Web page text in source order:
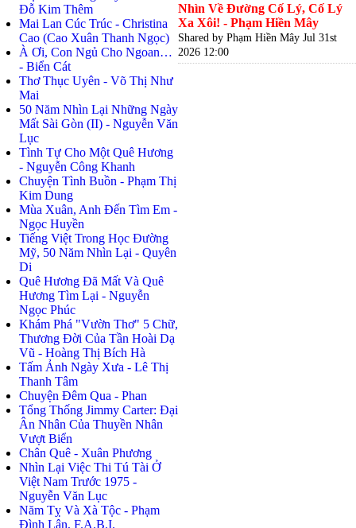
Đỗ Kim Thêm
Mai Lan Cúc Trúc - Christina
Cao (Cao Xuân Thanh Ngọc)
À Ơi, Con Ngủ Cho Ngoan…
- Biển Cát
Thơ Thục Uyên - Võ Thị Như
Mai
50 Năm Nhìn Lại Những Ngày
Mất Sài Gòn (II) - Nguyễn Văn
Lục
Tình Tự Cho Một Quê Hương
- Nguyễn Công Khanh
Chuyện Tình Buồn - Phạm Thị
Kim Dung
Mùa Xuân, Anh Đến Tìm Em -
Ngọc Huyền
Tiếng Việt Trong Học Đường
Mỹ, 50 Năm Nhìn Lại - Quyên
Di
Quê Hương Đã Mất Và Quê
Hương Tìm Lại - Nguyễn
Ngọc Phúc
Khám Phá "Vườn Thơ" 5 Chữ,
Thương Đời Của Tần Hoài Dạ
Vũ - Hoàng Thị Bích Hà
Tấm Ảnh Ngày Xưa - Lê Thị
Thanh Tâm
Chuyện Đêm Qua - Phan
Tổng Thống Jimmy Carter: Đại
Ân Nhân Của Thuyền Nhân
Vượt Biển
Chân Quê - Xuân Phương
Nhìn Lại Việc Thi Tú Tài Ở
Việt Nam Trước 1975 -
Nguyễn Văn Lục
Năm Tỵ Và Xà Tộc - Phạm
Đình Lân, F.A.B.I.
Nhìn Về Đường Cố Lý, Cố Lý
Xa Xôi! - Phạm Hiền Mây
Shared by Phạm Hiền Mây Jul 31st
2026 12:00